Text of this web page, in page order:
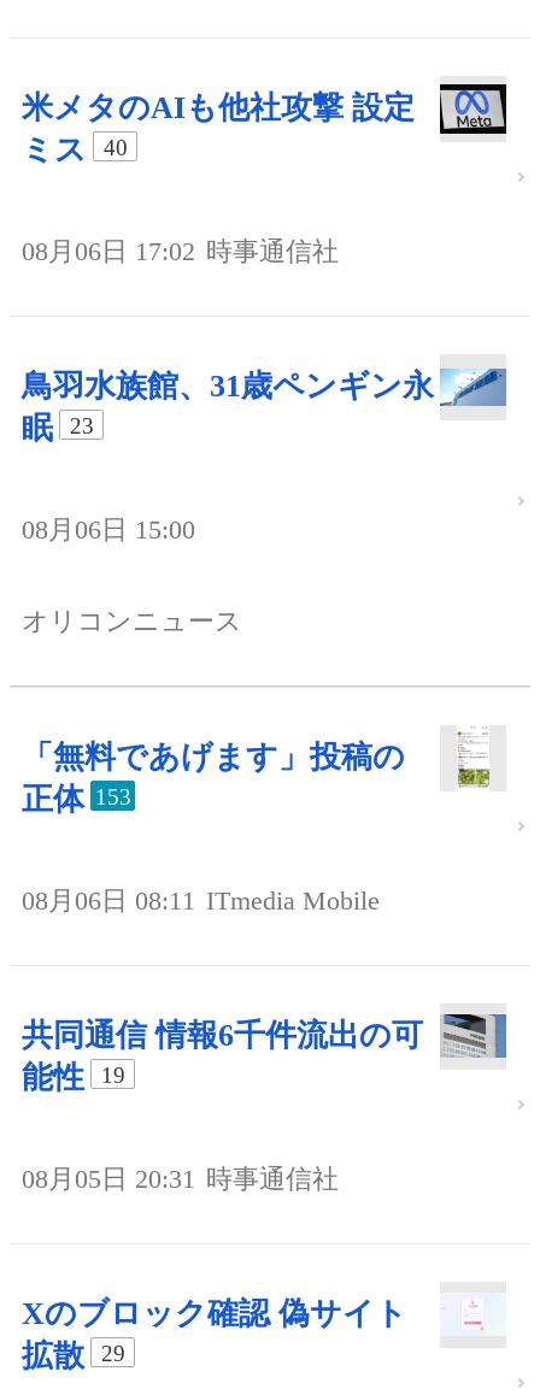
米メタのAIも他社攻撃 設定
ミス
40
08月06日 17:02 時事通信社
鳥羽水族館、31歳ペンギン永
眠
23
08月06日 15:00
オリコンニュース
「無料であげます」投稿の
正体 153
08月06日 08:11 ITmedia Mobile
共同通信 情報6千件流出の可
能性
19
08月05日 20:31 時事通信社
Xのブロック確認 偽サイト
拡散
29